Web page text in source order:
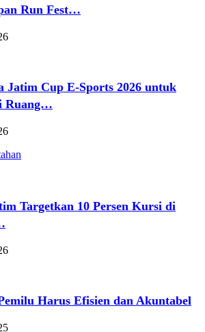
Run Fest…
Jatim Cup E-Sports 2026 untuk
Ruang…
Targetkan 10 Persen Kursi di
Harus Efisien dan Akuntabel